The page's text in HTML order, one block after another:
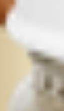
Наша
для
не содержат
для